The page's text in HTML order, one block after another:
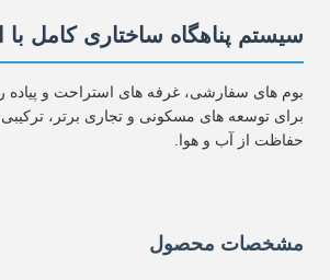
سیستم پناهگاه ساختاری کامل با
بوم های سفارشی، غرفه های استراحت و
برای توسعه های مسکونی و تجاری برتر،
حفاظت از آب و هوا.
مشخصات محصول